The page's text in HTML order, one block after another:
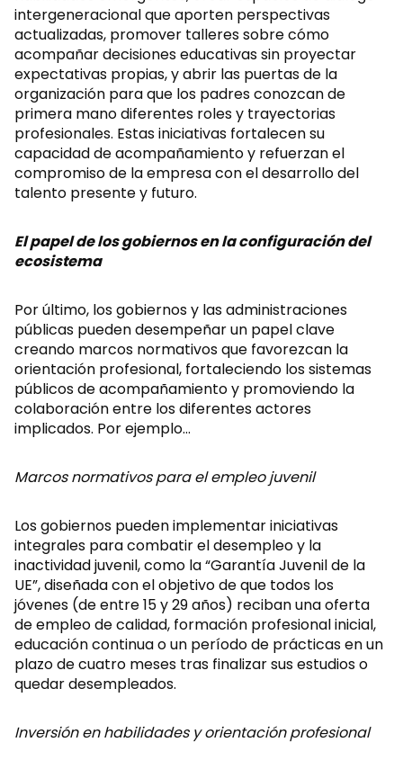
intergeneracional que aporten perspectivas
actualizadas, promover talleres sobre cómo
acompañar decisiones educativas sin proyectar
expectativas propias, y abrir las puertas de la
organización para que los padres conozcan de
primera mano diferentes roles y trayectorias
profesionales. Estas iniciativas fortalecen su
capacidad de acompañamiento y refuerzan el
compromiso de la empresa con el desarrollo del
talento presente y futuro.
El papel de los gobiernos en la configuración del
ecosistema
Por último, los gobiernos y las administraciones
públicas pueden desempeñar un papel clave
creando marcos normativos que favorezcan la
orientación profesional, fortaleciendo los sistemas
públicos de acompañamiento y promoviendo la
colaboración entre los diferentes actores
implicados. Por ejemplo…
Marcos normativos para el empleo juvenil
Los gobiernos pueden implementar iniciativas
integrales para combatir el desempleo y la
inactividad juvenil, como la “Garantía Juvenil de la
UE”, diseñada con el objetivo de que todos los
jóvenes (de entre 15 y 29 años) reciban una oferta
de empleo de calidad, formación profesional inicial,
educación continua o un período de prácticas en un
plazo de cuatro meses tras finalizar sus estudios o
quedar desempleados.
Inversión en habilidades y orientación profesional